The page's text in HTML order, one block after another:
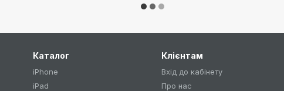
Каталог
iPhone
iPad
Клієнтам
Вхід до кабінету
Про нас